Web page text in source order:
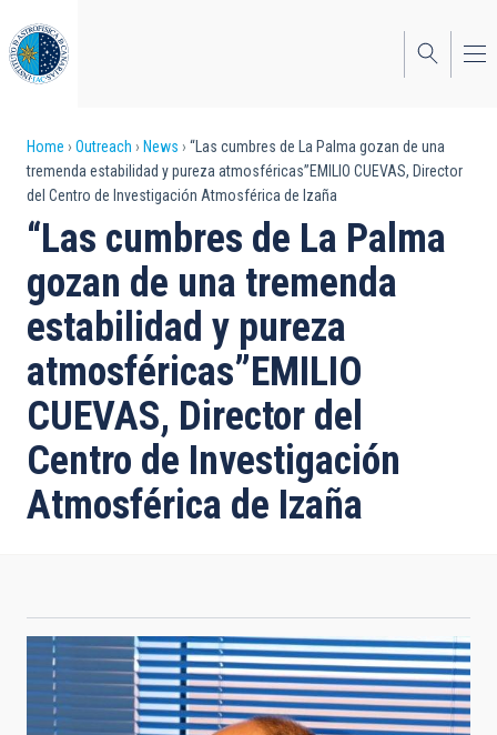
to
main
content
Breadcrumb
Home Outreach News
“Las cumbres de La Palma gozan de una
tremenda estabilidad y pureza atmosféricas”EMILIO CUEVAS, Director
del Centro de Investigación Atmosférica de Izaña
“Las cumbres de La Palma
gozan de una tremenda
estabilidad y pureza
atmosféricas”EMILIO
CUEVAS, Director del
Centro de Investigación
Atmosférica de Izaña